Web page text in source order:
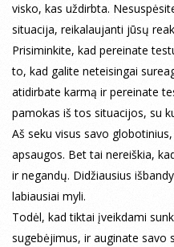
visko, kas uždirbta.
situacija, reikalaujanti jūsų
Prisiminkite, kad pereinate
to, kad galite neteisingai
atidirbate karmą ir pereinate
pamokas iš tos situacijos, su
Aš seku visus savo
apsaugos. Bet tai nereiškia,
ir negandų. Didžiausius
labiausiai myli.
Todėl, kad tiktai įveikdami
sugebėjimus, ir auginate savo